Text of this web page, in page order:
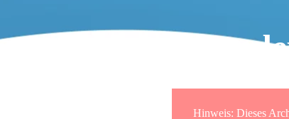
Hinweis: Dieses